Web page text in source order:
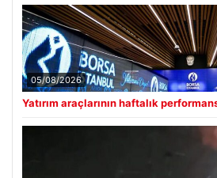
05/08/2026
Yatırım araçlarının haftalık